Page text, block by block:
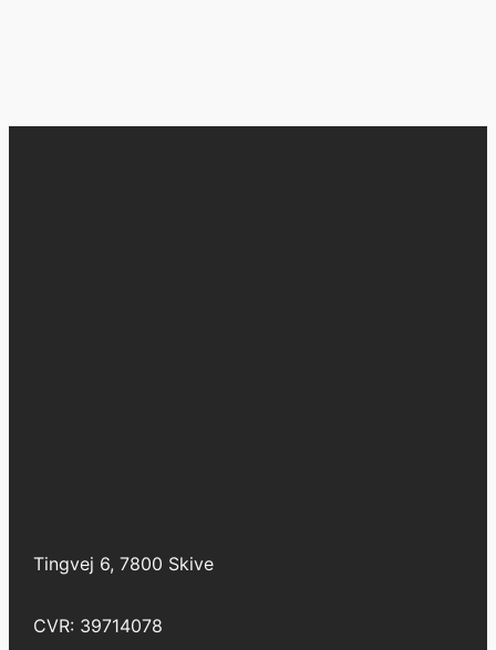
Tingvej 6, 7800 Skive
CVR: 39714078